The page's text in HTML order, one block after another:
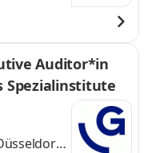
Auditor*in
Spezialinstitute